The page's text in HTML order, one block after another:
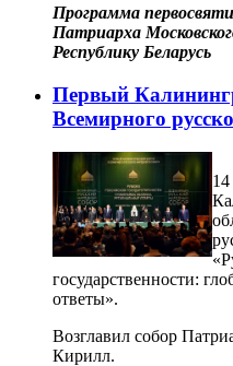
Программа
Патриарха
Республику Беларусь
Первый
Всемирного
государственности:
ответы».
Возглавил собор
Кирилл.